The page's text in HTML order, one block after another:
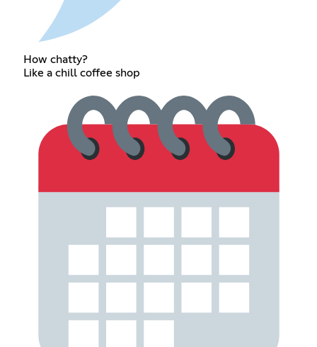
How chatty?
Like a chill coffee shop